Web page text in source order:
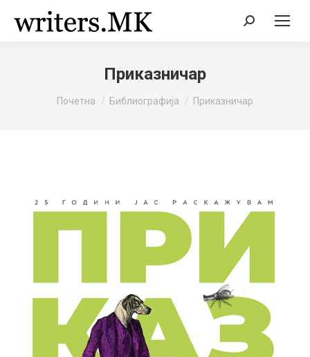
Search:
Приказничар
You are here:
Почетна Библиографија Приказничар